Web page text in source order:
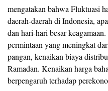
mengatakan bahwa Fluktuasi
daerah-daerah di Indonesia,
dan hari-hari besar
permintaan yang meningkat
pangan, kenaikan biaya
Ramadan. Kenaikan harga
berpengaruh terhadap